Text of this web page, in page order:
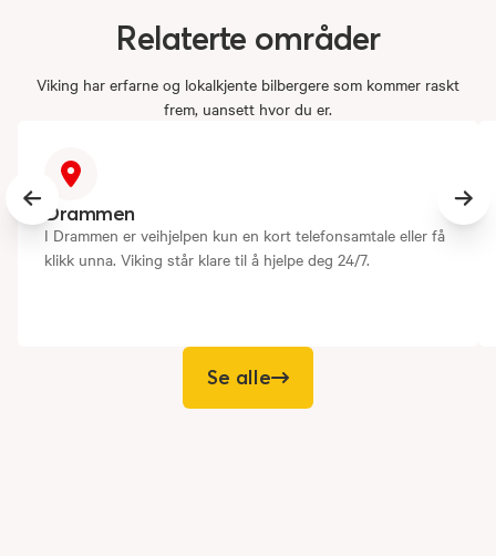
Relaterte områder
Viking har erfarne og lokalkjente bilbergere som kommer raskt
frem, uansett hvor du er.
Drammen
I Drammen er veihjelpen kun en kort telefonsamtale eller få
klikk unna. Viking står klare til å hjelpe deg 24/7.
Previous slide
Se alle